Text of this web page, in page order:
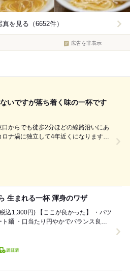
を見る（6652件）
広告を非表示
からでも徒歩2分ほどの線路沿いにあ
ナ渦に独立して4年近くになります
やはり並んでますね。席数もカウンタ
回転も...
百名店 平ザル刻むリズムから 生まれる一杯 渾身のワザ
ンス良い